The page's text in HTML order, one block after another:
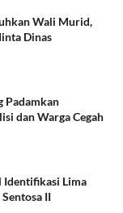
Wali Murid,
Dinas
Padamkan
dan Warga Cegah
Identifikasi Lima
II